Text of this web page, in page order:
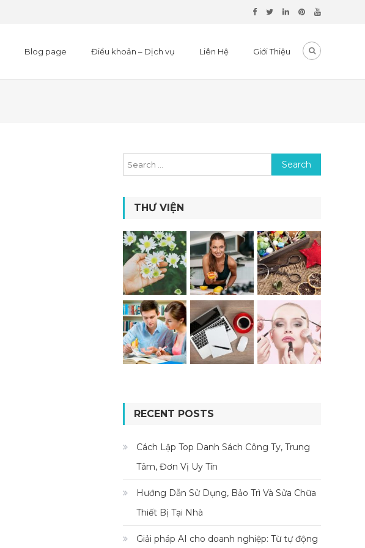
Blog page Điều khoản – Dịch vụ Liên Hệ Giới Thiệu
Search for:
THƯ VIỆN
RECENT POSTS
Cách Lập Top Danh Sách Công Ty, Trung
Tâm, Đơn Vị Uy Tín
Hướng Dẫn Sử Dụng, Bảo Trì Và Sửa Chữa
Thiết Bị Tại Nhà
Giải pháp AI cho doanh nghiệp: Từ tự động